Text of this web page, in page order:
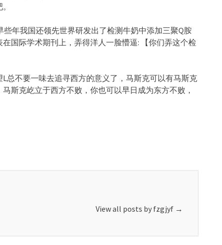
年我国还领先世界研发出了检测牛奶中添加三聚Q胺
国际学术期刊上，弄得洋人一脸懵逼: 【你们弄这个检
总不要一味去追寻西方的意义了，马斯克可以有马斯克
斯克屹立于西方不败，你也可以早日成为东方不败，
View all posts by fzgjyf →